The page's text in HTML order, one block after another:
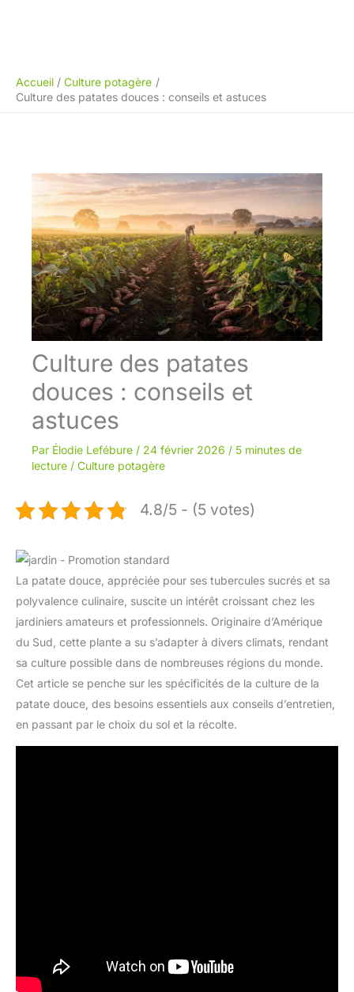
Accueil
Culture potagère
Culture des patates douces : conseils et astuces
Culture des patates
douces : conseils et
astuces
Par Élodie Lefébure / 24 février 2026 / 5 minutes de
lecture / Culture potagère
4.8/5 - (5 votes)
La patate douce, appréciée pour ses tubercules sucrés et sa
polyvalence culinaire, suscite un intérêt croissant chez les
jardiniers amateurs et professionnels. Originaire d’Amérique
du Sud, cette plante a su s’adapter à divers climats, rendant
sa culture possible dans de nombreuses régions du monde.
Cet article se penche sur les spécificités de la culture de la
patate douce, des besoins essentiels aux conseils d’entretien,
en passant par le choix du sol et la récolte.